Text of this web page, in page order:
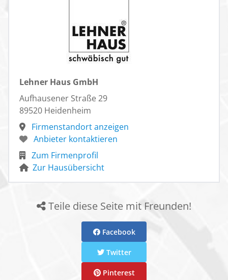
Lehner Haus GmbH
Aufhausener Straße 29
89520 Heidenheim
Firmenstandort anzeigen
Anbieter kontaktieren
Zum Firmenprofil
Zur Hausübersicht
Teile diese Seite mit Freunden!
Facebook
Twitter
Pinterest